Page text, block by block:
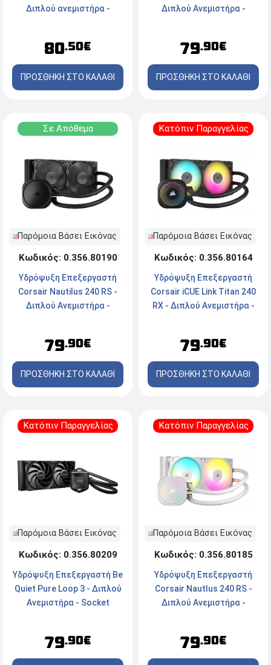
Διπλού ανεμιστήρα -
ARGB - White
80.50€
ΠΡΟΣΘΗΚΗ ΣΤΟ ΚΑΛΑΘΙ
Διπλού Ανεμιστήρα -
ARGB
79.90€
ΠΡΟΣΘΗΚΗ ΣΤΟ ΚΑΛΑΘΙ
Σε Απόθεμα
Παρόμοια Βάσει Εικόνας
Κωδικός: 0.356.80190
Υδρόψυξη Επεξεργαστή
Corsair Nautilus 240 RS -
Διπλού Ανεμιστήρα -
79.90€
ΠΡΟΣΘΗΚΗ ΣΤΟ ΚΑΛΑΘΙ
Κατόπιν Παραγγελίας
Παρόμοια Βάσει Εικόνας
Κωδικός: 0.356.80164
Υδρόψυξη Επεξεργαστή
Corsair iCUE Link Titan 240
RX - Διπλού Ανεμιστήρα -
79.90€
ΠΡΟΣΘΗΚΗ ΣΤΟ ΚΑΛΑΘΙ
Κατόπιν Παραγγελίας
Παρόμοια Βάσει Εικόνας
Κωδικός: 0.356.80209
Υδρόψυξη Επεξεργαστή Be
Quiet Pure Loop 3 - Διπλού
Ανεμιστήρα - Socket
79.90€
Κατόπιν Παραγγελίας
Παρόμοια Βάσει Εικόνας
Κωδικός: 0.356.80185
Υδρόψυξη Επεξεργαστή
Corsair Nautlus 240 RS -
Διπλού Ανεμιστήρα -
ARGB - White
79.90€